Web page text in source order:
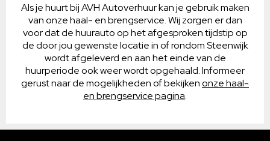
Als je huurt bij AVH Autoverhuur kan je gebruik maken
van onze haal- en brengservice. Wij zorgen er dan
voor dat de huurauto op het afgesproken tijdstip op
de door jou gewenste locatie in of rondom Steenwijk
wordt afgeleverd en aan het einde van de
huurperiode ook weer wordt opgehaald. Informeer
gerust naar de mogelijkheden of bekijkenonze haal-
en brengservice pagina.